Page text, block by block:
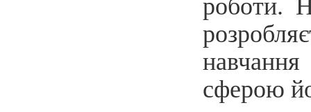
роботи.
сферою